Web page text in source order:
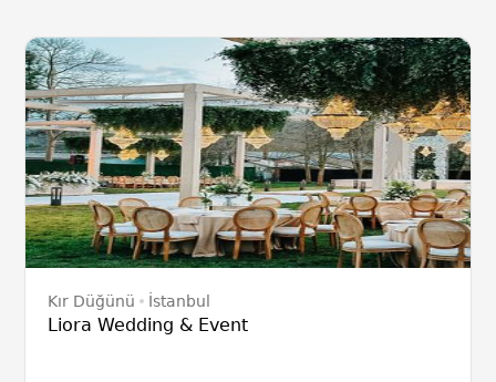
Kır Düğünü İstanbul
Liora Wedding & Event